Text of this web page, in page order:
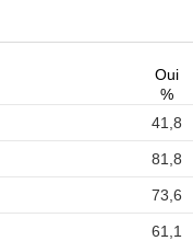
Oui
%
41,8
81,8
73,6
61,1